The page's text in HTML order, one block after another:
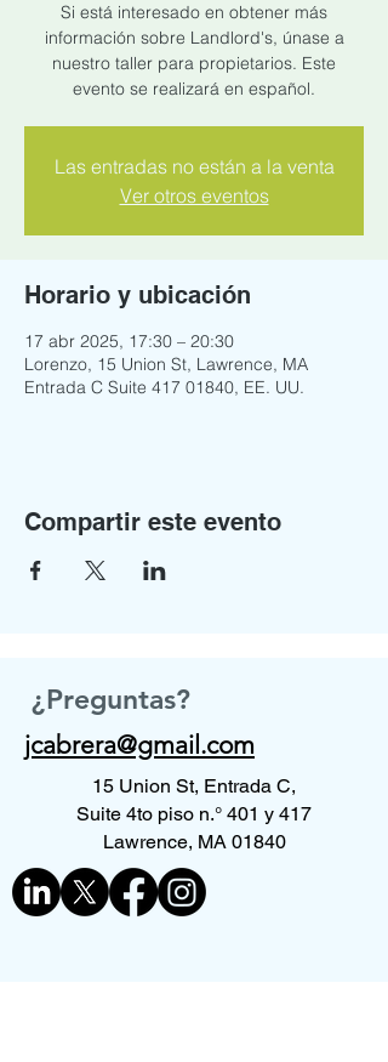
Si está interesado en obtener más
información sobre Landlord's, únase a
nuestro taller para propietarios. Este
evento se realizará en español.
Las entradas no están a la venta
Ver otros eventos
Horario y ubicación
17 abr 2025, 17:30 – 20:30
Lorenzo, 15 Union St, Lawrence, MA
Entrada C Suite 417 01840, EE. UU.
Compartir este evento
¿Preguntas?
jcabrera@gmail.com
15 Union St, Entrada C,
Suite 4to piso n.° 401 y 417
Lawrence, MA 01840